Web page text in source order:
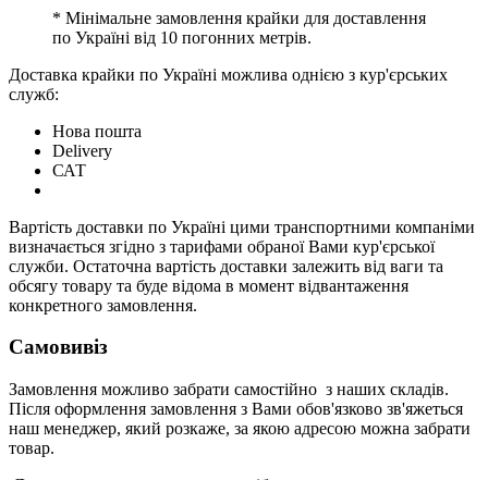
* Мінімальне замовлення крайки для доставлення
по Україні від 10 погонних метрів.
Доставка крайки по Україні можлива однією з кур'єрських
служб:
Нова пошта
Delivery
САТ
Вартість доставки по Україні цими транспортними компаніми
визначається згідно з тарифами обраної Вами кур'єрської
служби. Остаточна вартість доставки залежить від ваги та
обсягу товару та буде відома в момент відвантаження
конкретного замовлення.
Самовивіз
Замовлення можливо забрати самостійно з наших складів.
Після оформлення замовлення з Вами обов'язково зв'яжеться
наш менеджер, який розкаже, за якою адресою можна забрати
товар.